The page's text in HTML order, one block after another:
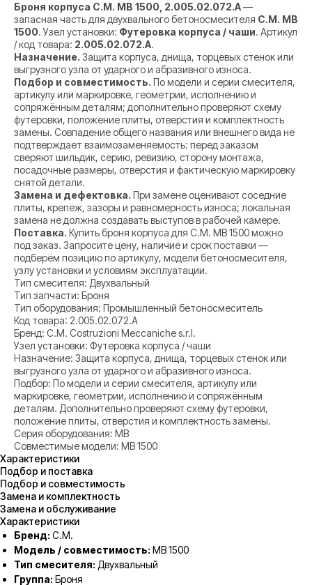
Броня корпуса C.M. MB 1500, 2.005.02.072.A—
запасная часть для двухвального бетоносмесителя C.M. MB
1500. Узел установки: Футеровка корпуса / чаши. Артикул
/ код товара: 2.005.02.072.A.
Назначение. Защита корпуса, днища, торцевых стенок или
выгрузного узла от ударного и абразивного износа.
Подбор и совместимость. По модели и серии смесителя,
артикулу или маркировке, геометрии, исполнению и
сопряжённым деталям; дополнительно проверяют схему
футеровки, положение плиты, отверстия и комплектность
замены. Совпадение общего названия или внешнего вида не
подтверждает взаимозаменяемость: перед заказом
сверяют шильдик, серию, ревизию, сторону монтажа,
посадочные размеры, отверстия и фактическую маркировку
снятой детали.
Замена и дефектовка. При замене оценивают соседние
плиты, крепёж, зазоры и равномерность износа; локальная
замена не должна создавать выступов в рабочей камере.
Поставка. Купить броня корпуса для C.M. MB 1500 можно
под заказ. Запросите цену, наличие и срок поставки —
подберём позицию по артикулу, модели бетоносмесителя,
узлу установки и условиям эксплуатации.
Тип смесителя: Двухвальный
Тип запчасти: Броня
Тип оборудования: Промышленный бетоносмеситель
Код товара: 2.005.02.072.A
Бренд: C.M. Costruzioni Meccaniche s.r.l.
Узел установки: Футеровка корпуса / чаши
Назначение: Защита корпуса, днища, торцевых стенок или
выгрузного узла от ударного и абразивного износа.
Подбор: По модели и серии смесителя, артикулу или
маркировке, геометрии, исполнению и сопряжённым
деталям. Дополнительно проверяют схему футеровки,
положение плиты, отверстия и комплектность замены.
Серия оборудования: MB
Совместимые модели: MB 1500
Характеристики
Подбор и поставка
Подбор и совместимость
Замена и комплектность
Замена и обслуживание
Характеристики
Бренд: C.M.
Модель / совместимость: MB 1500
Тип смесителя: Двухвальный
Группа: Броня